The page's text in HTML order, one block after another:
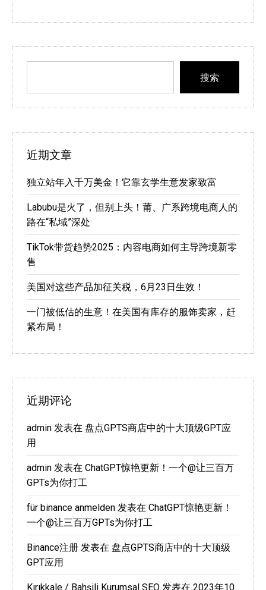
搜索
近期文章
独立站年入千万美金！它靠玄学生意发家致富
Labubu是火了，但别上头！莆、广系跨境电商人的
路在“私域”深处
TikTok带货趋势2025：内容电商如何主导跨境新零
售
美国对这些产品加征关税，6月23日生效！
一门被低估的生意！在美国有库存的服饰卖家，赶
紧布局！
近期评论
admin 发表在 盘点GPTS商店中的十大顶级GPT应
用
admin 发表在 ChatGPT惊艳更新！一个@让三百万
GPTs为你打工
für binance anmelden 发表在 ChatGPT惊艳更新！
一个@让三百万GPTs为你打工
Binance注册 发表在 盘点GPTS商店中的十大顶级
GPT应用
Kırıkkale / Bahşili Kurumsal SEO 发表在 2023年10